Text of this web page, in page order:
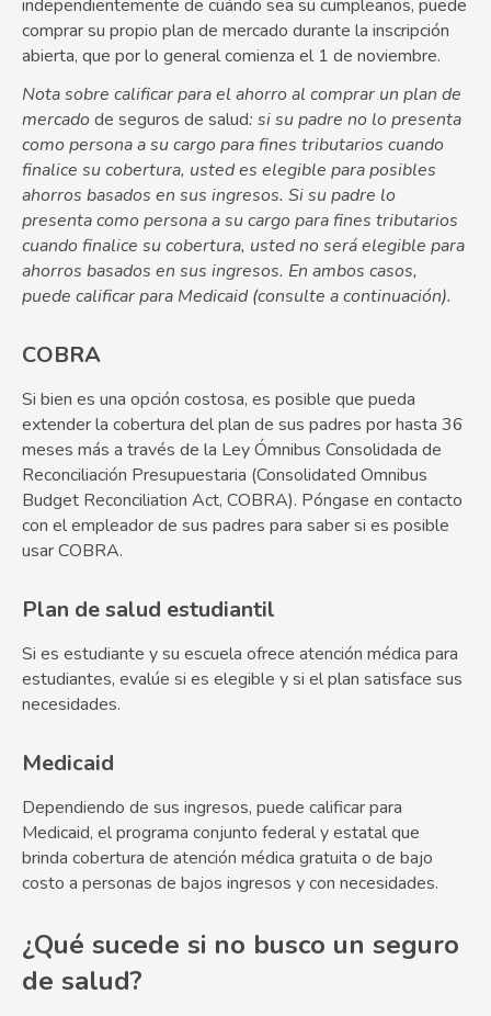
independientemente de cuándo sea su cumpleaños, puede
comprar su propio plan de mercado durante la inscripción
abierta, que por lo general comienza el 1 de noviembre.
Nota sobre calificar para el ahorro al comprar un plan de
mercadode seguros de salud: si su padre no lo presenta
como persona a su cargo para fines tributarios cuando
finalice su cobertura, usted es elegible para posibles
ahorros basados en sus ingresos. Si su padre lo
presenta como persona a su cargo para fines tributarios
cuando finalice su cobertura, usted no será elegible para
ahorros basados en sus ingresos. En ambos casos,
puede calificar para Medicaid (consulte a continuación).
COBRA
Si bien es una opción costosa, es posible que pueda
extender la cobertura del plan de sus padres por hasta 36
meses más a través de la Ley Ómnibus Consolidada de
Reconciliación Presupuestaria (Consolidated Omnibus
Budget Reconciliation Act, COBRA). Póngase en contacto
con el empleador de sus padres para saber si es posible
usar COBRA.
Plan de salud estudiantil
Si es estudiante y su escuela ofrece atención médica para
estudiantes, evalúe si es elegible y si el plan satisface sus
necesidades.
Medicaid
Dependiendo de sus ingresos, puede calificar para
Medicaid, el programa conjunto federal y estatal que
brinda cobertura de atención médica gratuita o de bajo
costo a personas de bajos ingresos y con necesidades.
¿Qué sucede si no busco un seguro
de salud?